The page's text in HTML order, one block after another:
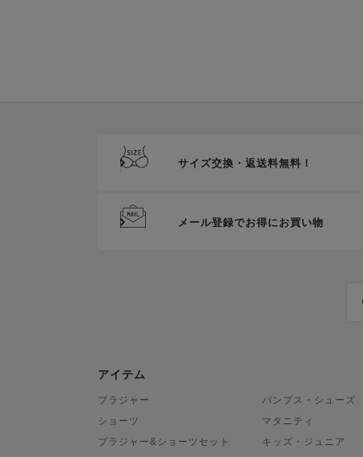
サイズ交換・返送料無料！
メール登録でお得にお買い物
アイテム
ブラジャー
ショーツ
ブラジャー&ショーツセット
パンプス・シューズ
マタニティ
キッズ・ジュニア